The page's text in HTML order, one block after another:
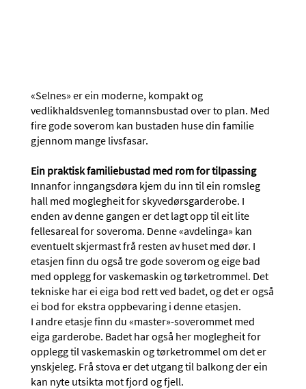
«Selnes» er ein moderne, kompakt og
vedlikhaldsvenleg tomannsbustad over to plan. Med
fire gode soverom kan bustaden huse din familie
gjennom mange livsfasar.
Ein praktisk familiebustad med rom for tilpassing
Innanfor inngangsdøra kjem du inn til ein romsleg
hall med moglegheit for skyvedørsgarderobe. I
enden av denne gangen er det lagt opp til eit lite
fellesareal for soveroma. Denne «avdelinga» kan
eventuelt skjermast frå resten av huset med dør. I
etasjen finn du også tre gode soverom og eige bad
med opplegg for vaskemaskin og tørketrommel. Det
tekniske har ei eiga bod rett ved badet, og det er også
ei bod for ekstra oppbevaring i denne etasjen.
I andre etasje finn du «master»-soverommet med
eiga garderobe. Badet har også her moglegheit for
opplegg til vaskemaskin og tørketrommel om det er
ynskjeleg. Frå stova er det utgang til balkong der ein
kan nyte utsikta mot fjord og fjell.